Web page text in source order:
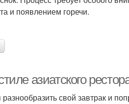
и появлением горечи.
азиатского
разнообразить свой завтрак и